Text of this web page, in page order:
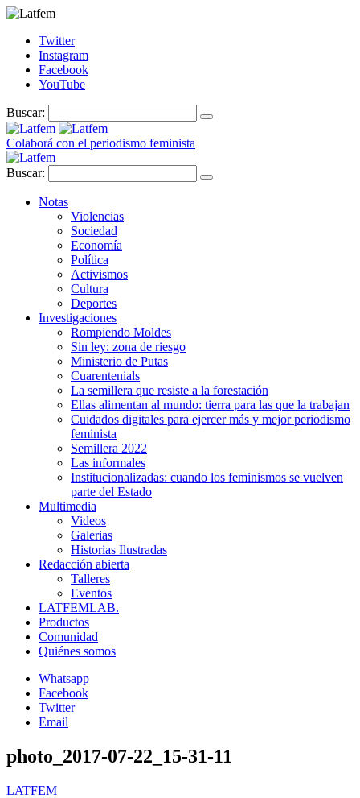
Twitter
Instagram
Facebook
YouTube
Buscar:
Colaborá con el periodismo feminista
Buscar:
Notas
Violencias
Sociedad
Economía
Política
Activismos
Cultura
Deportes
Investigaciones
Rompiendo Moldes
Sin ley: zona de riesgo
Ministerio de Putas
Cuarentenials
La semillera que resiste a la forestación
Ellas alimentan al mundo: tierra para las que la trabajan
Cuidados digitales para ejercer más y mejor periodismo
feminista
Semillera 2022
Las informales
Institucionalizadas: cuando los feminismos se vuelven
parte del Estado
Multimedia
Videos
Galerias
Historias Ilustradas
Redacción abierta
Talleres
Eventos
LATFEMLAB.
Productos
Comunidad
Quiénes somos
Whatsapp
Facebook
Twitter
Email
photo_2017-07-22_15-31-11
LATFEM